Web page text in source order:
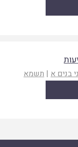
בנים א | תשמא